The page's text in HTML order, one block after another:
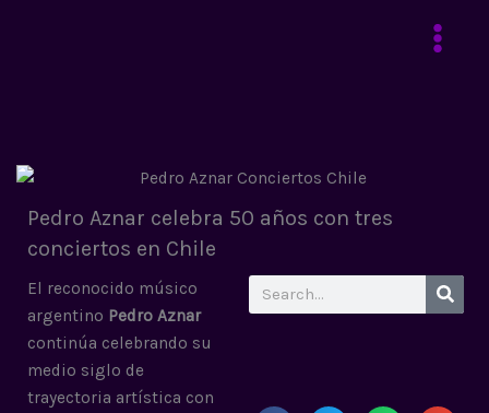
Pedro Aznar celebra 50 años con tres
conciertos en Chile
El reconocido músico
argentino Pedro Aznar
continúa celebrando su
medio siglo de
trayectoria artística con
Search